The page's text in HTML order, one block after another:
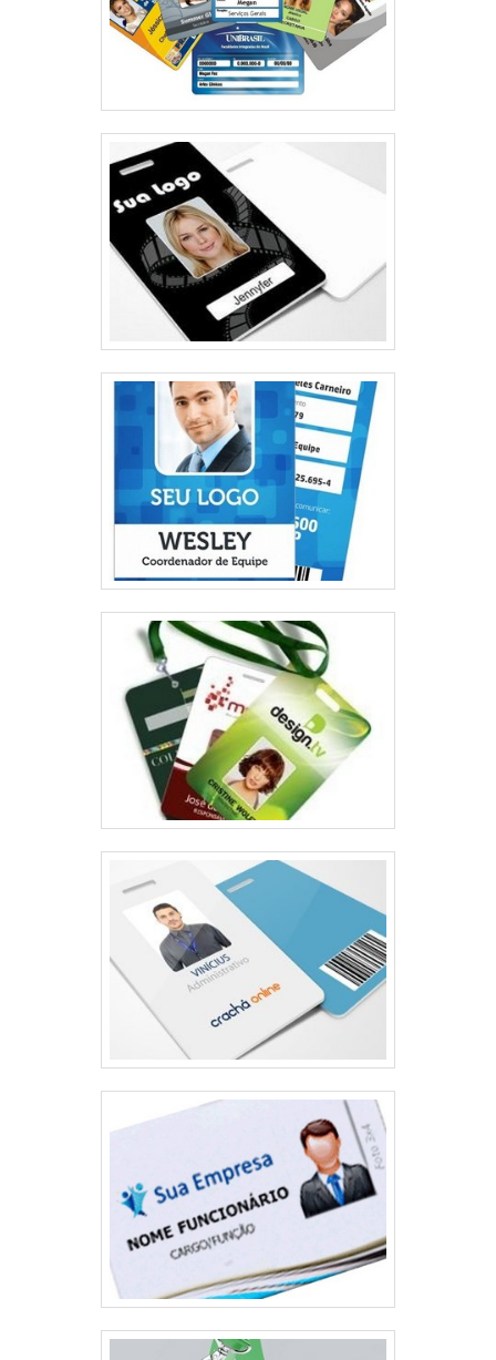
laminado por fusão Cores: Vibrantes e
fluorescentes (efeito com luz negra) Impressão: A
laser em preto, com dados variáveis Fechamento:
Lacre de alto tac, corte de segurança e verniz
baladas, eventos noturnos e com destaque visual
Diferenciais Técnicos Imprizil® ? Produção 100%
própria com alta capacidade de atendimento para
eventos de grande porte Modelos com fechamento
seguro e inviolável, evitando reutilização Impressão
de alta definição com fidelidade de cores
Personalização com numeração, QR Code, código de
barras e TAG PVC Opções para diferentes durações
de evento (1 dia, multi-dias ou permanentes) Prazo
de Produção Pulseiras Tyvek®: até 1 dia útil Pulseiras
de Tecido e Triband®: até 5 dias úteis Consulte
prazos para grandes volumes ou demandas